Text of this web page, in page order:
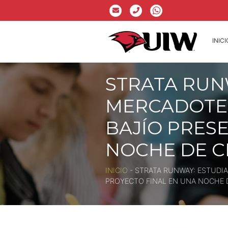
STRATA
BAJÍO
NOCHE DE
INICIO - STRATA RUNWAY:
PROYECTO FINAL EN UNA NOCHE